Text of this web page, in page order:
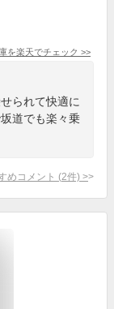
を楽天でチェック >>
られて快適に
道でも楽々乗
めコメント (2件) >